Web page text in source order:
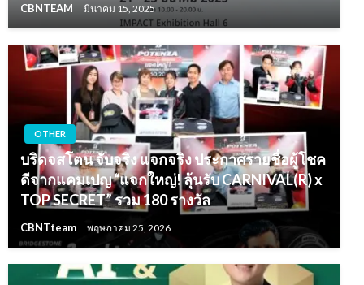
CBNTEAM มีนาคม 15, 2025
OTHER
บริดจสโตน จับจริง แจกจริง ประกาศรายชื่อผู้โชค
ดีจากแคมเปญ “แจกใหญ่! ลุ้นรับ CARNIVAL(R) x
TOP SECRET” รวม 180 รางวัล
CBNTteam พฤษภาคม 25, 2026